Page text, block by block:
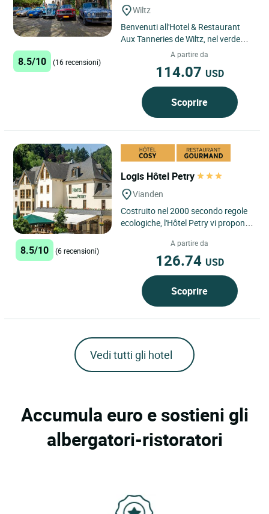
Wiltz
Benvenuti all'Hotel & Restaurant
Aux Tanneries de Wiltz, nel verde
delle Ardenne lussemburghesi. Il
8.5/10 (16 recensioni)
A partire da
114.07 USD
Scoprire
Logis Hôtel Petry
Vianden
Costruito nel 2000 secondo regole
ecologiche, l'Hôtel Petry vi propone
in forma "Slender-You"...
8.5/10 (6 recensioni)
A partire da
126.74 USD
Scoprire
Vedi tutti gli hotel
Accumula euro e sostieni gli
albergatori-ristoratori